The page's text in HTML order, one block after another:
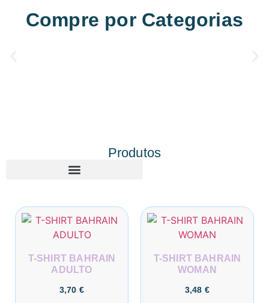
Compre por Categorias
Produtos
T-SHIRT BAHRAIN
ADULTO
3,70 €
T-SHIRT BAHRAIN
WOMAN
3,48 €